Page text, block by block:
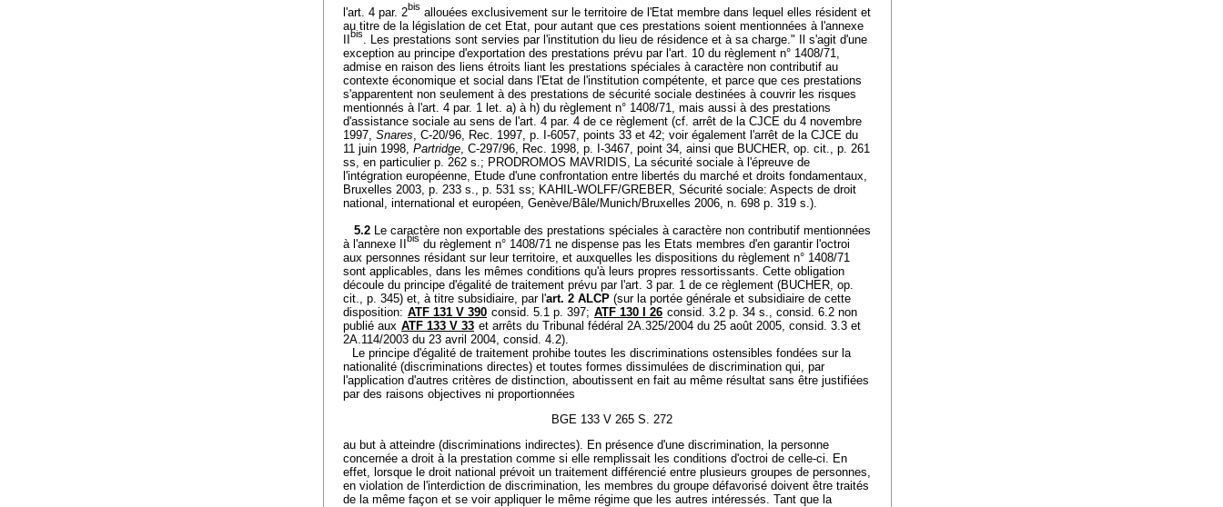
l'art. 4 par. 2bis allouées exclusivement sur le territoire de l'Etat membre dans lequel elles résident et
au titre de la législation de cet Etat, pour autant que ces prestations soient mentionnées à l'annexe
bis. Les prestations sont servies par l'institution du lieu de résidence et à sa charge." Il s'agit d'une
exception au principe d'exportation des prestations prévu par l'art. 10 du règlement n° 1408/71,
admise en raison des liens étroits liant les prestations spéciales à caractère non contributif au
contexte économique et social dans l'Etat de l'institution compétente, et parce que ces prestations
s'apparentent non seulement à des prestations de sécurité sociale destinées à couvrir les risques
mentionnés à l'art. 4 par. 1 let. a) à h) du règlement n° 1408/71, mais aussi à des prestations
d'assistance sociale au sens de l'art. 4 par. 4 de ce règlement (cf. arrêt de la CJCE du 4 novembre
1997, Snares, C-20/96, Rec. 1997, p. I-6057, points 33 et 42; voir également l'arrêt de la CJCE du
11 juin 1998, Partridge, C-297/96, Rec. 1998, p. I-3467, point 34, ainsi que BUCHER, op. cit., p. 261
ss, en particulier p. 262 s.; PRODROMOS MAVRIDIS, La sécurité sociale à l'épreuve de
l'intégration européenne, Etude d'une confrontation entre libertés du marché et droits fondamentaux,
Bruxelles 2003, p. 233 s., p. 531 ss; KAHIL-WOLFF/GREBER, Sécurité sociale: Aspects de droit
national, international et européen, Genève/Bâle/Munich/Bruxelles 2006, n. 698 p. 319 s.).
5.2 Le caractère non exportable des prestations spéciales à caractère non contributif mentionnées
à l'annexe II
bis du règlement n° 1408/71 ne dispense pas les Etats membres d'en garantir l'octroi
aux personnes résidant sur leur territoire, et auxquelles les dispositions du règlement n° 1408/71
sont applicables, dans les mêmes conditions qu'à leurs propres ressortissants. Cette obligation
découle du principe d'égalité de traitement prévu par l'art. 3 par. 1 de ce règlement (BUCHER, op.
cit., p. 345) et, à titre subsidiaire, par l'art. 2 ALCP (sur la portée générale et subsidiaire de cette
disposition: ATF 131 V 390 consid. 5.1 p. 397; ATF 130 I 26 consid. 3.2 p. 34 s., consid. 6.2 non
publié aux ATF 133 V 33 et arrêts du Tribunal fédéral 2A.325/2004 du 25 août 2005, consid. 3.3 et
2A.114/2003 du 23 avril 2004, consid. 4.2).
Le principe d'égalité de traitement prohibe toutes les discriminations ostensibles fondées sur la
nationalité (discriminations directes) et toutes formes dissimulées de discrimination qui, par
l'application d'autres critères de distinction, aboutissent en fait au même résultat sans être justifiées
par des raisons objectives ni proportionnées
BGE 133 V 265 S. 272
au but à atteindre (discriminations indirectes). En présence d'une discrimination, la personne
concernée a droit à la prestation comme si elle remplissait les conditions d'octroi de celle-ci. En
effet, lorsque le droit national prévoit un traitement différencié entre plusieurs groupes de personnes,
en violation de l'interdiction de discrimination, les membres du groupe défavorisé doivent être traités
de la même façon et se voir appliquer le même régime que les autres intéressés. Tant que la